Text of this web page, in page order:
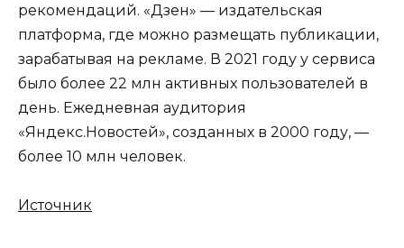
рекомендаций. «Дзен» — издательская
платформа, где можно размещать публикации,
зарабатывая на рекламе. В 2021 году у сервиса
было более 22 млн активных пользователей в
день. Ежедневная аудитория
«Яндекс.Новостей», созданных в 2000 году, —
более 10 млн человек.
Источник